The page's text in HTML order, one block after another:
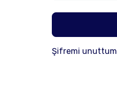
Şifremi unuttum